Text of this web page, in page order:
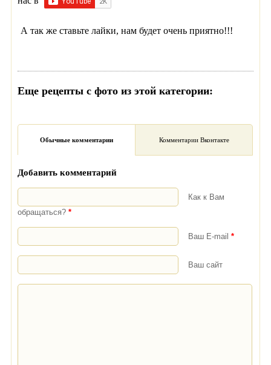
А так же ставьте лайки, нам будет очень приятно!!!
Еще рецепты с фото из этой категории:
Обычные комментарии Комментарии Вконтакте
Добавить комментарий
Как к Вам
обращаться? *
Ваш E-mail *
Ваш сайт